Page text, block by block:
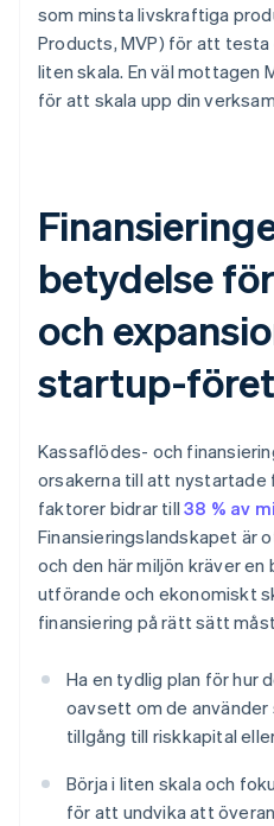
som minsta livskraftiga
Products, MVP) för att testa
liten skala. En väl mottagen
för att skala upp din
betydelse
och
startup-
Kassaflödes- och
orsakerna till att
faktorer bidrar till38 % av
Finansieringslandskapet är
och den här miljön kräver
utförande och ekonomiskt
finansiering på rätt sätt
Ha en tydlig plan för hur
oavsett om de använder
tillgång till riskkapital
Börja i liten skala och
för att undvika att